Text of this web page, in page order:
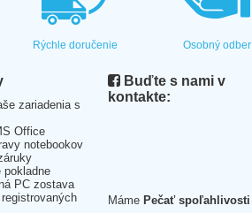
Rýchle doručenie Osobný odber
zariadenia s
Office
notebookov
pokladne
PC zostava
Buďte s nami v
kontakte:
Máme Pečať spoľahlivosti